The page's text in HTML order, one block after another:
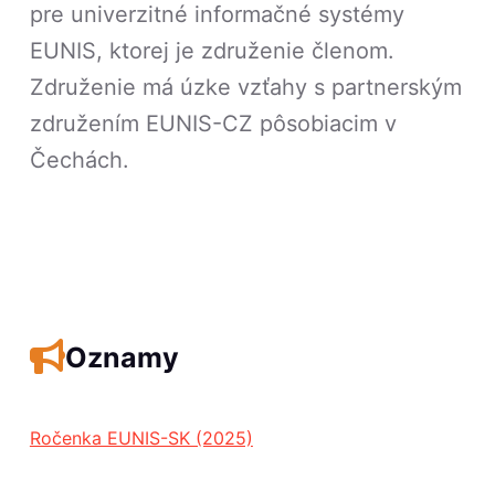
pre univerzitné informačné systémy
EUNIS, ktorej je združenie členom.
Združenie má úzke vzťahy s partnerským
združením EUNIS-CZ pôsobiacim v
Čechách.
Oznamy
Ročenka EUNIS-SK (2025)